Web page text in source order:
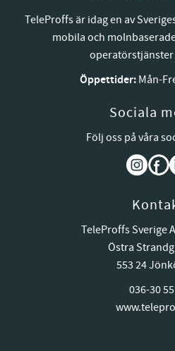
TeleProffs är idag en av
mobila och
Öppettider:Mån-
Sociala
Följ oss på våra
TeleProffs Sverige
Östra
553 24
036-30